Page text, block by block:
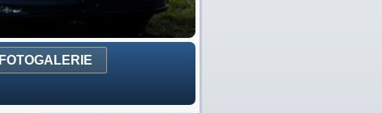
FOTOGALERIE